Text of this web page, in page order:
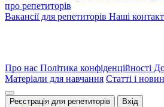
про репетиторів
Вакансії для репетиторів Наші
Про нас Політика конфіденційності
Матеріали для навчання Статті і
Реєстрація для репетиторів Вхід